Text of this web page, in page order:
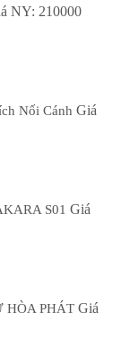
NY: 210000
Nối Cánh Giá
S01 Giá
HÒA PHÁT Giá